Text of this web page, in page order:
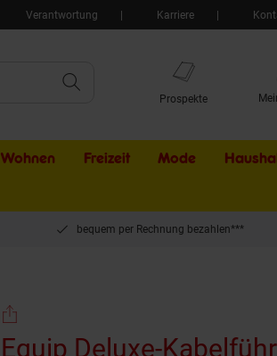
Verantwortung Karriere
Prospekte
Wohnen Freizeit Mode
bequem per Rechnung bezahlen***
Equip Deluxe-